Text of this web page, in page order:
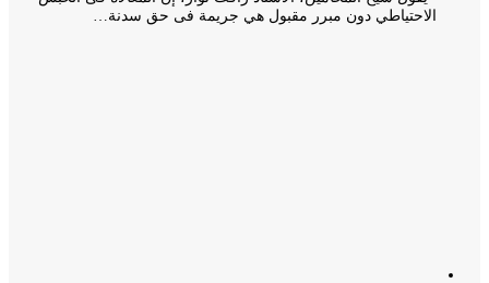
الاحتياطي دون مبرر مقبول هي جريمة فى حق سدنة…